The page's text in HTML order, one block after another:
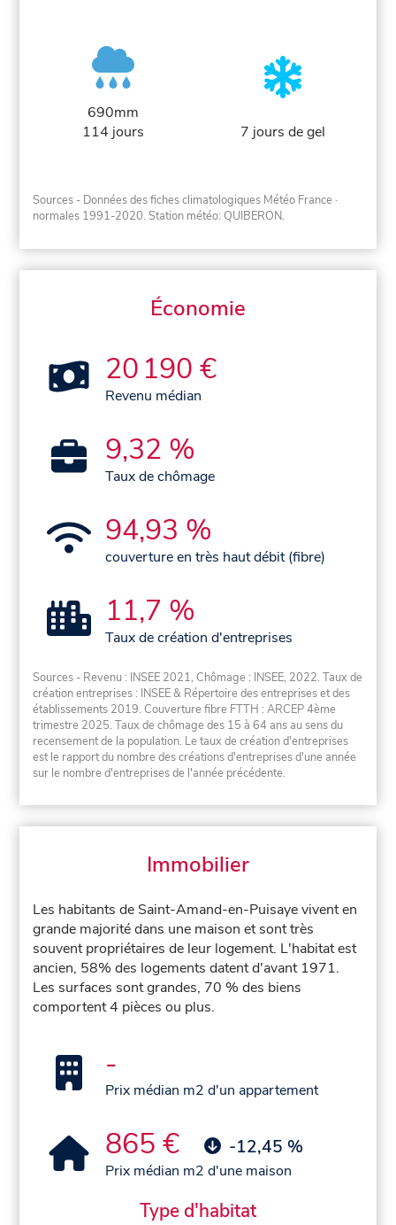
690mm
114 jours
7 jours de gel
Sources - Données des fiches climatologiques Météo France ·
normales 1991-2020. Station météo: QUIBERON.
Économie
20 190 €
Revenu médian
9,32 %
Taux de chômage
94,93 %
couverture en très haut débit (fibre)
11,7 %
Taux de création d'entreprises
Sources - Revenu : INSEE 2021, Chômage : INSEE, 2022. Taux de
création entreprises : INSEE & Répertoire des entreprises et des
établissements 2019. Couverture fibre FTTH : ARCEP 4ème
trimestre 2025. Taux de chômage des 15 à 64 ans au sens du
recensement de la population. Le taux de création d'entreprises
est le rapport du nombre des créations d'entreprises d'une année
sur le nombre d'entreprises de l'année précédente.
Immobilier
Les habitants de Saint-Amand-en-Puisaye vivent en
grande majorité dans une maison et sont très
souvent propriétaires de leur logement. L'habitat est
ancien, 58% des logements datent d'avant 1971.
Les surfaces sont grandes, 70 % des biens
comportent 4 pièces ou plus.
-
Prix médian m2 d'un appartement
865 € -12,45 %
Prix médian m2 d'une maison
Type d'habitat